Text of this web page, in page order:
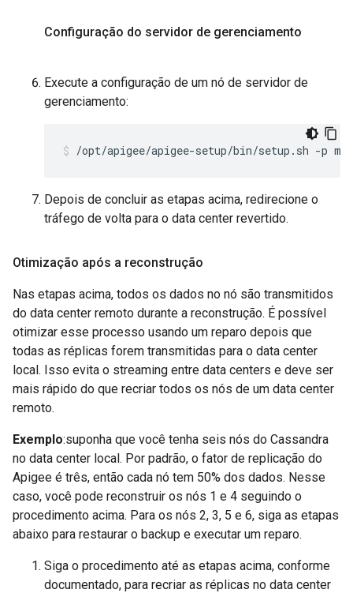
Configuração do servidor de gerenciamento
Execute a configuração de um nó de servidor de
gerenciamento:
/opt/apigee/apigee-setup/bin/setup.sh -p
Depois de concluir as etapas acima, redirecione o
tráfego de volta para o data center revertido.
Otimização após a reconstrução
Nas etapas acima, todos os dados no nó são transmitidos
do data center remoto durante a reconstrução. É possível
otimizar esse processo usando um reparo depois que
todas as réplicas forem transmitidas para o data center
local. Isso evita o streaming entre data centers e deve ser
mais rápido do que recriar todos os nós de um data center
remoto.
Exemplo:suponha que você tenha seis nós do Cassandra
no data center local. Por padrão, o fator de replicação do
Apigee é três, então cada nó tem 50% dos dados. Nesse
caso, você pode reconstruir os nós 1 e 4 seguindo o
procedimento acima. Para os nós 2, 3, 5 e 6, siga as etapas
abaixo para restaurar o backup e executar um reparo.
Siga o procedimento até as etapas acima, conforme
documentado, para recriar as réplicas no data center